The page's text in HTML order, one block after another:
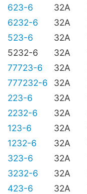
623-6
32A
6232-6
32A
523-6
32A
5232-6
32A
77723-6
32A
777232-6
32A
223-6
32A
2232-6
32A
123-6
32A
1232-6
32A
323-6
32A
3232-6
32A
423-6
32A